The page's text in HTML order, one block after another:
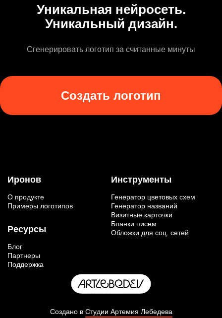
Уникальная нейросеть.
Уникальный дизайн.
Сгенерировать логотип за считанные минуты
Создать логотип
Иронов
О продукте
Примеры логотипов
Ресурсы
Блог
Партнеры
Поддержка
Инструменты
Генератор цветовых схем
Генератор названий
Визитные карточки
Бланки писем
Обложки для соц. сетей
Создано в Студии Артемия Лебедева